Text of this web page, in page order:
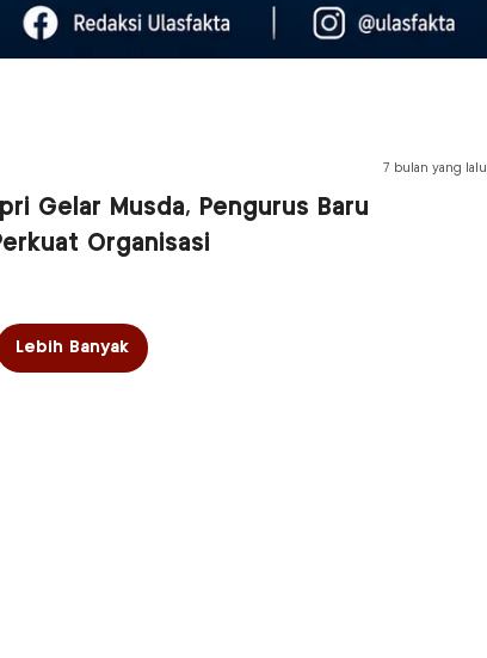
7 bulan yang lalu
Gelar Musda, Pengurus Baru
Organisasi
Lebih Banyak